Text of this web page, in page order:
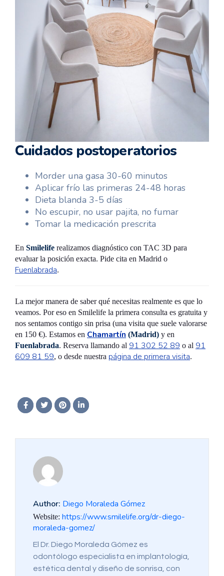
Cuidados postoperatorios
Morder una gasa 30-60 minutos
Aplicar frío las primeras 24-48 horas
Dieta blanda 3-5 días
No escupir, no usar pajita, no fumar
Tomar la medicación prescrita
En Smilelife realizamos diagnóstico con TAC 3D para
evaluar la posición exacta. Pide cita en Madrid o
Fuenlabrada.
La mejor manera de saber qué necesitas realmente es que lo
veamos. Por eso en Smilelife la primera consulta es gratuita y
nos sentamos contigo sin prisa (una visita que suele valorarse
en 150 €). Estamos en Chamartín (Madrid) y en
Fuenlabrada. Reserva llamando al 91 302 52 89 o al 91
609 81 59, o desde nuestra página de primera visita.
Author: Diego Moraleda Gómez
Website: https://www.smilelife.org/dr-diego-
moraleda-gomez/
El Dr. Diego Moraleda Gómez es
odontólogo especialista en implantología,
estética dental y diseño de sonrisa, con